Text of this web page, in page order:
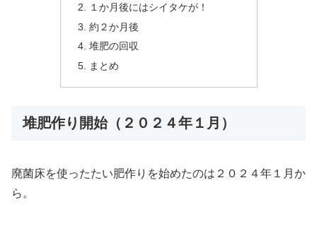
１か月後にはシイタケが！
約２か月後
堆肥の回収
まとめ
堆肥作り開始（２０２４年１月）
廃菌床を使ったたい肥作りを始めたのは２０２４年１月か
ら。